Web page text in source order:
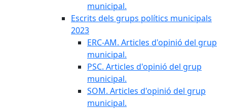
municipal.
Escrits dels grups polítics municipals
2023
ERC-AM. Articles d'opinió del grup
municipal.
PSC. Articles d'opinió del grup
municipal.
SOM. Articles d'opinió del grup
municipal.